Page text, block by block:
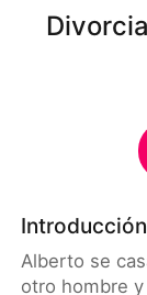
Introducción
Alberto se
otro hombre